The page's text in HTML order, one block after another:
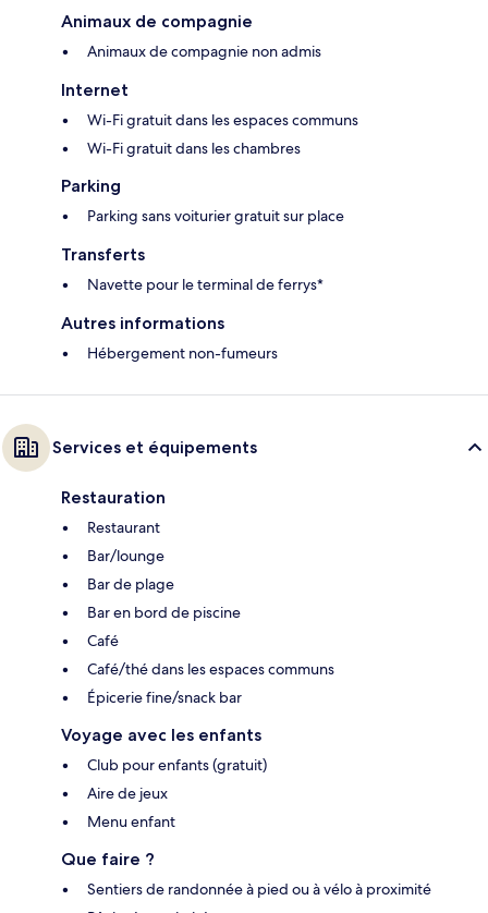
Animaux de compagnie
Animaux de compagnie non admis
Internet
Wi-Fi gratuit dans les espaces communs
Wi-Fi gratuit dans les chambres
Parking
Parking sans voiturier gratuit sur place
Transferts
Navette pour le terminal de ferrys*
Autres informations
Hébergement non-fumeurs
Services et équipements
Restauration
Restaurant
Bar/lounge
Bar de plage
Bar en bord de piscine
Café
Café/thé dans les espaces communs
Épicerie fine/snack bar
Voyage avec les enfants
Club pour enfants (gratuit)
Aire de jeux
Menu enfant
Que faire ?
Sentiers de randonnée à pied ou à vélo à proximité